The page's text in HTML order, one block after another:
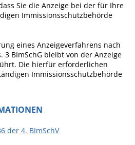
Boulebahn
Krabbelgruppe
Kinderkleidermarkt
Gemmrigheimer
Fan-Shop
Sie die Anzeige bei der für Ihre
Immissionsschutzbehörde
eines Anzeigeverfahrens nach
3 BImSchG bleibt von der Anzeige
Die hierfür erforderlichen
Immissionsschutzbehörde
der 4. BImSchV